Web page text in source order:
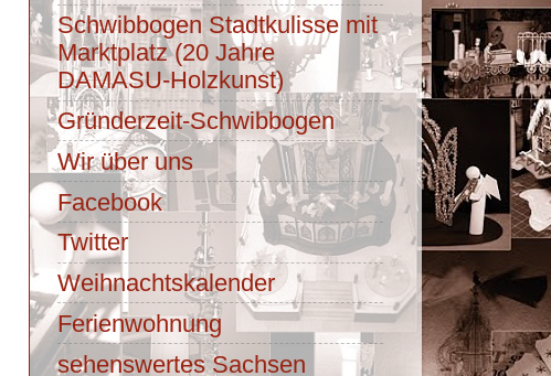
Schwibbogen Stadtkulisse mit
Marktplatz (20 Jahre
DAMASU-Holzkunst)
Gründerzeit-Schwibbogen
Wir über uns
Facebook
Twitter
Weihnachtskalender
Ferienwohnung
sehenswertes Sachsen